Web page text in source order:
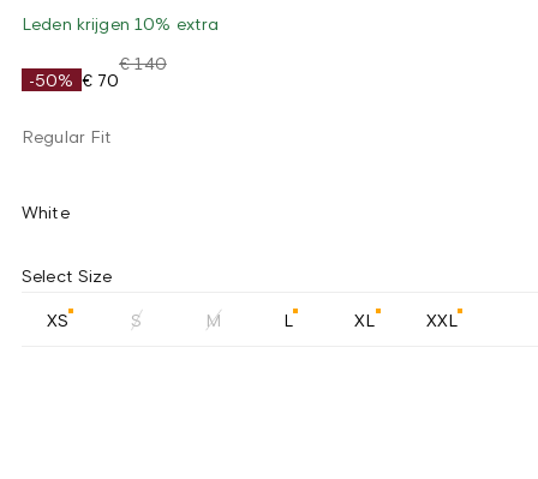
Leden krijgen 10% extra
-50% € 70
€ 140
Regular Fit
White
Select Size
XS S M L XL XXL